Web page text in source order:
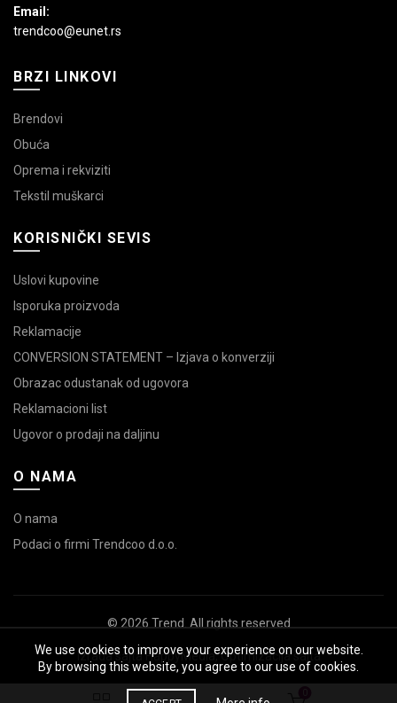
Email:
trendcoo@eunet.rs
BRZI LINKOVI
Brendovi
Obuća
Oprema i rekviziti
Tekstil muškarci
KORISNIČKI SEVIS
Uslovi kupovine
Isporuka proizvoda
Reklamacije
CONVERSION STATEMENT – Izjava o konverziji
Obrazac odustanak od ugovora
Reklamacioni list
Ugovor o prodaji na daljinu
O NAMA
O nama
Podaci o firmi Trendcoo d.o.o.
© 2026 Trend . All rights reserved
Izrada sajtaHappyMedia,Optimizacija sajta
We use cookies to improve your experience on our website.
By browsing this website, you agree to our use of cookies.